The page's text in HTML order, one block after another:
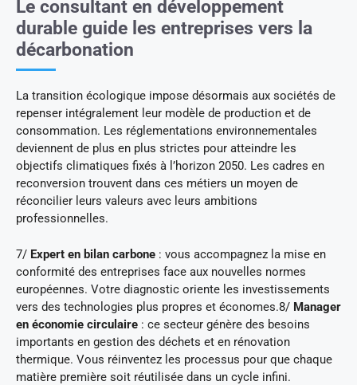
Le consultant en développement
durable guide les entreprises vers la
décarbonation
La transition écologique impose désormais aux sociétés de
repenser intégralement leur modèle de production et de
consommation. Les réglementations environnementales
deviennent de plus en plus strictes pour atteindre les
objectifs climatiques fixés à l’horizon 2050. Les cadres en
reconversion trouvent dans ces métiers un moyen de
réconcilier leurs valeurs avec leurs ambitions
professionnelles.
7/ Expert en bilan carbone : vous accompagnez la mise en
conformité des entreprises face aux nouvelles normes
européennes. Votre diagnostic oriente les investissements
vers des technologies plus propres et économes.8/ Manager
en économie circulaire : ce secteur génère des besoins
importants en gestion des déchets et en rénovation
thermique. Vous réinventez les processus pour que chaque
matière première soit réutilisée dans un cycle infini.